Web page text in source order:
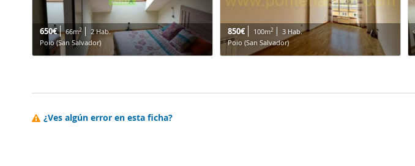
650€ 66m2
2 Hab.
Poio (San Salvador)
850€ 100m2
3 Hab.
Poio (San Salvador)
¿Ves algún error en esta ficha?